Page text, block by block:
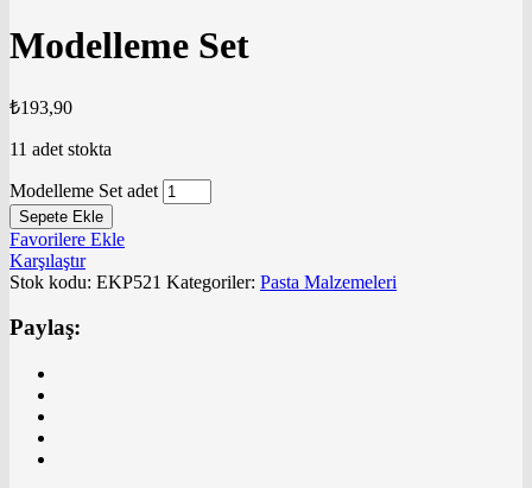
Modelleme Set
₺193,90
11 adet stokta
Modelleme Set adet
Sepete Ekle
Favorilere Ekle
Karşılaştır
Stok kodu: EKP521 Kategoriler: Pasta Malzemeleri
Paylaş: